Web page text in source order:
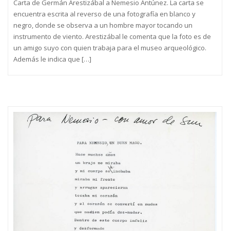
Carta de Germán Arestizábal a Nemesio Antúnez. La carta se
encuentra escrita al reverso de una fotografía en blanco y
negro, donde se observa a un hombre mayor tocando un
instrumento de viento. Arestizábal le comenta que la foto es de
un amigo suyo con quien trabaja para el museo arqueológico.
Además le indica que […]